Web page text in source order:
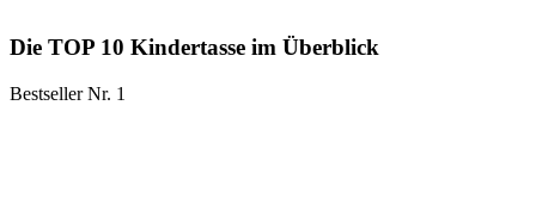
Die TOP 10 Kindertasse im Überblick
Bestseller Nr. 1